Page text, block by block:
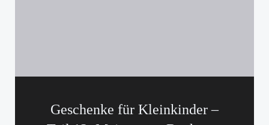
Geschenke für Kleinkinder –